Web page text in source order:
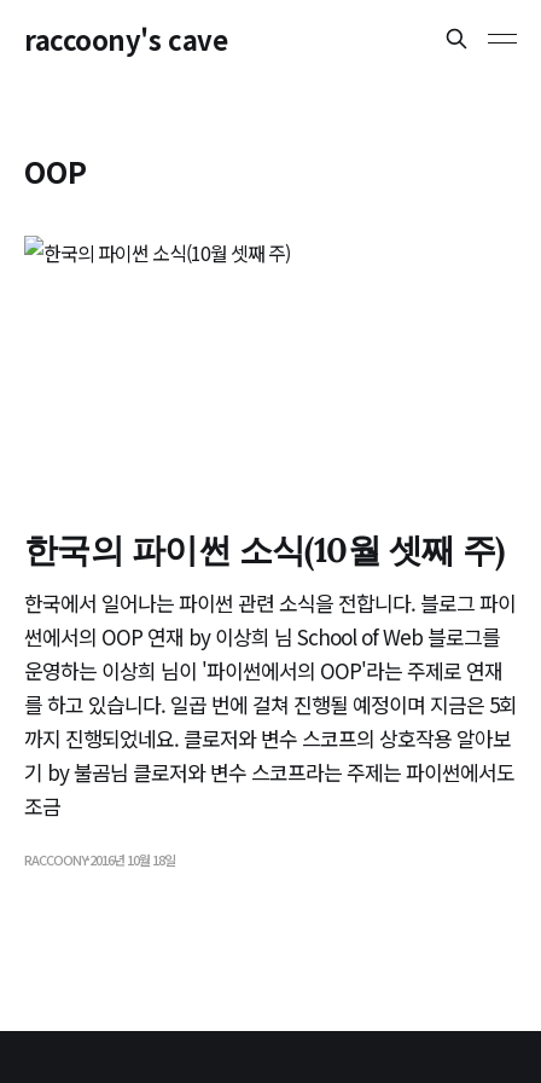
raccoony's cave
OOP
한국의 파이썬 소식(10월 셋째 주)
한국에서 일어나는 파이썬 관련 소식을 전합니다. 블로그 파이
썬에서의 OOP 연재 by 이상희 님 School of Web 블로그를
운영하는 이상희 님이 '파이썬에서의 OOP'라는 주제로 연재
를 하고 있습니다. 일곱 번에 걸쳐 진행될 예정이며 지금은 5회
까지 진행되었네요. 클로저와 변수 스코프의 상호작용 알아보
기 by 불곰님 클로저와 변수 스코프라는 주제는 파이썬에서도
조금
RACCOONY2016년 10월 18일